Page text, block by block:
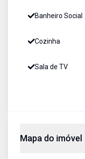
Banheiro Social
Cozinha
Sala de TV
Mapa do imóvel